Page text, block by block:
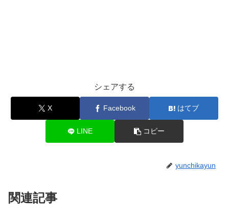
シェアする
X Facebook はてブ
LINE コピー
yunchikayun
関連記事